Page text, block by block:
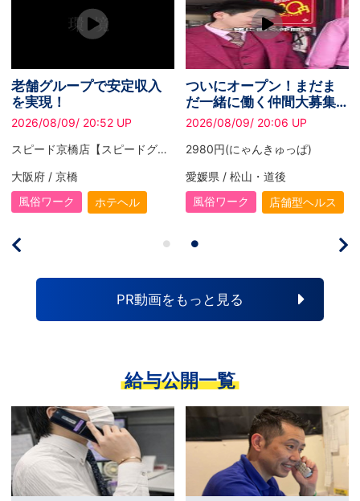
老舗グループで安定収入
を実現！
2026/08/09/ 20:52 UP
スピード京橋店【スピードグループ】
大阪府 / 京橋
風俗ワーク
ホテヘル
ついにオープン！まだま
だ一緒に働く仲間大募集
中です！
2026/08/09/ 20:06 UP
2980円(にゃんきゅっぱ)
愛媛県 / 松山・道後
風俗ワーク
店舗型ヘルス
PR動画をもっと見る
給与公開一覧